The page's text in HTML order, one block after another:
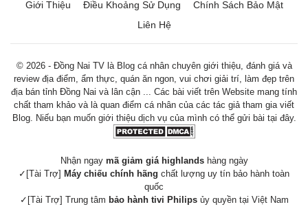
Giới Thiệu Điều Khoảng Sử Dụng
Chính Sách Bảo Mật
Liên Hệ
© 2026 - Đồng Nai TV là Blog cá nhân chuyên giới thiệu, đánh giá và
review địa điểm, ẩm thực, quán ăn ngon, vui chơi giải trí, làm đẹp trên
địa bán tỉnh Đồng Nai và lân cận ... Các bài viết trên Website mang tính
chất tham khảo và là quan điểm cá nhân của các tác giả tham gia viết
Blog. Niếu bạn muốn giới thiệu dịch vụ của mình có thể gửi bài tại đây.
Nhận ngay mã giảm giá highlandshàng ngày
✓[Tài Trợ] Máy chiếu chính hãng chất lượng uy tín bảo hành toàn
quốc
✓[Tài Trợ] Trung tâm bảo hành tivi Philipsủy quyền tại Việt Nam